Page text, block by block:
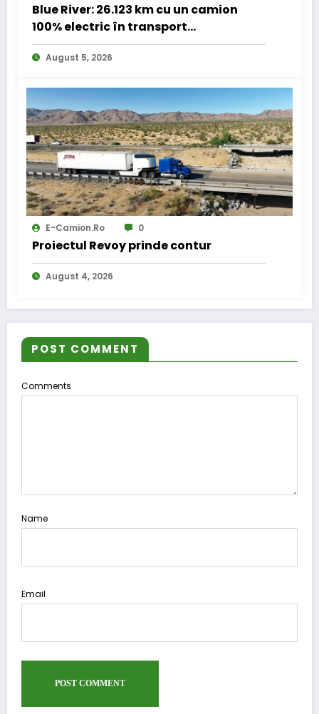
Blue River: 26.123 km cu un camion
100% electric în transport
internațional
August 5, 2026
E-Camion.ro 0
Proiectul Revoy prinde contur
August 4, 2026
POST COMMENT
Comments
Name
Email